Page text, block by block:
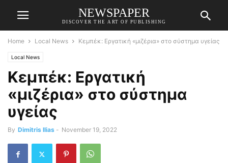
NEWSPAPER
DISCOVER THE ART OF PUBLISHING
Home Local News Κεμπέκ: Εργατική «μιζέρια» στο σύστημα υγείας
Local News
Κεμπέκ: Εργατική
«μιζέρια» στο σύστημα
υγείας
By Dimitris Ilias - November 19, 2022